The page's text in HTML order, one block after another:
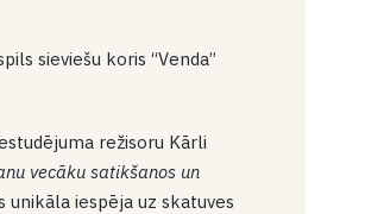
sieviešu koris “Venda”
režisoru Kārli
vecāku satikšanos un
unikāla iespēja uz skatuves